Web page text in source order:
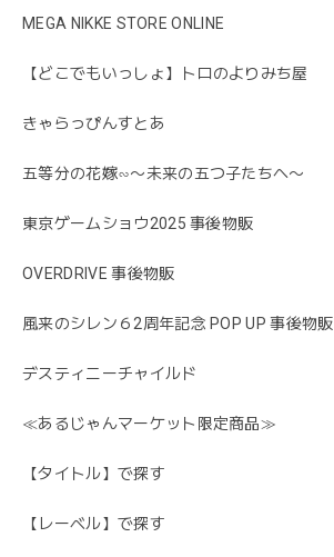
MEGA NIKKE STORE ONLINE
【どこでもいっしょ】トロのよりみち屋
きゃらっぴんすとあ
五等分の花嫁∽〜未来の五つ子たちへ〜
東京ゲームショウ2025 事後物販
OVERDRIVE 事後物販
風来のシレン６2周年記念 POP UP 事後物販
デスティニーチャイルド
≪あるじゃんマーケット限定商品≫
【タイトル】で探す
【レーベル】で探す